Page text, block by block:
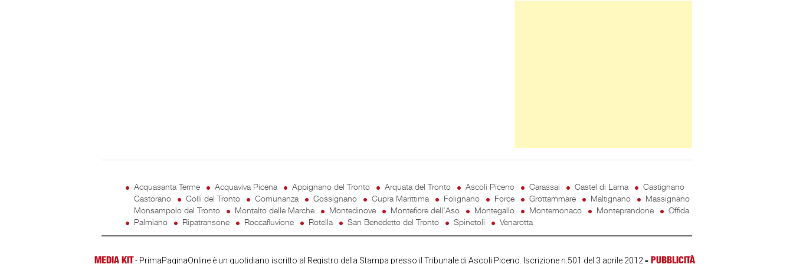
Acquasanta Terme Acquaviva Picena Appignano del Tronto Arquata del Tronto Ascoli Piceno Carassai Castel di Lama
Castignano
Castorano
Colli del Tronto Comunanza Cossignano Cupra Marittima Folignano Force Grottammare Maltignano
Massignano
Monsampolo del Tronto
Montalto delle Marche Montedinove Montefiore dell'Aso Montegallo Montemonaco Monteprandone
Offida
Palmiano
Ripatransone Roccafluvione Rotella San Benedetto del Tronto Spinetoli Venarotta
MEDIA KIT- PrimaPaginaOnline è un quotidiano iscritto al Registro della Stampa presso il Tribunale di Ascoli Piceno. Iscrizione n.501 del 3 aprile 2012- PUBBLICITÀ